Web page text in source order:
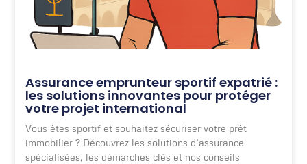
Assurance emprunteur sportif expatrié :
les solutions innovantes pour protéger
votre projet international
Vous êtes sportif et souhaitez sécuriser votre prêt
immobilier ? Découvrez les solutions d’assurance
spécialisées, les démarches clés et nos conseils